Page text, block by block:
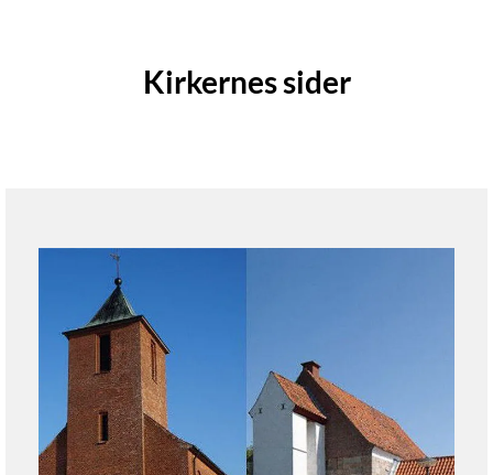
Kirkernes sider